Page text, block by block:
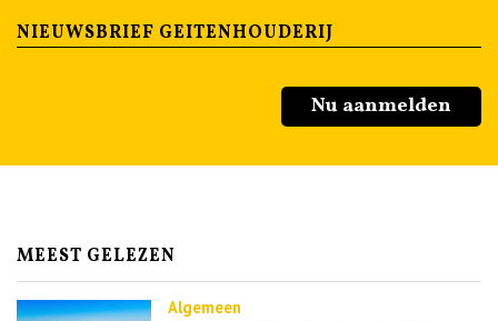
NIEUWSBRIEF GEITENHOUDERIJ
Nu aanmelden
MEEST GELEZEN
Algemeen